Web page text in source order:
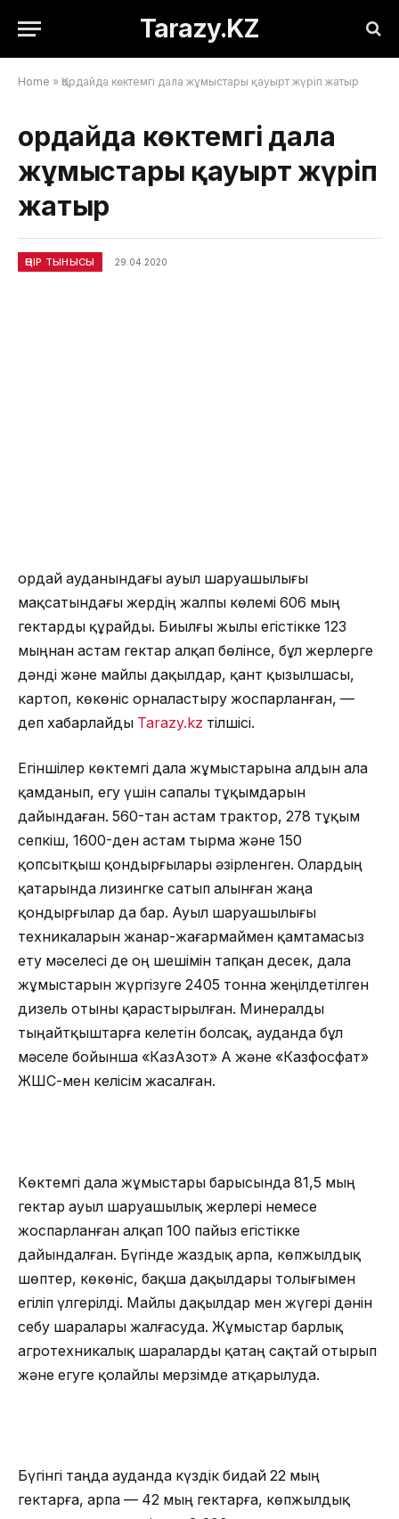
Tarazy.KZ
Home » Қордайда көктемгі дала жұмыстары қауырт жүріп жатыр
Қордайда көктемгі дала
жұмыстары қауырт жүріп
жатыр
ӨҢІР ТЫНЫСЫ 29.04.2020
Қордай ауданындағы ауыл шаруашылығы
мақсатындағы жердің жалпы көлемі 606 мың
гектарды құрайды. Биылғы жылы егістікке 123
мыңнан астам гектар алқап бөлінсе, бұл жерлерге
дәнді және майлы дақылдар, қант қызылшасы,
картоп, көкөніс орналастыру жоспарланған, —
деп хабарлайды Tarazy.kz тілшісі.
Егіншілер көктемгі дала жұмыстарына алдын ала
қамданып, егу үшін сапалы тұқымдарын
дайындаған. 560-тан астам трактор, 278 тұқым
сепкіш, 1600-ден астам тырма және 150
қопсытқыш қондырғылары әзірленген. Олардың
қатарында лизингке сатып алынған жаңа
қондырғылар да бар. Ауыл шаруашылығы
техникаларын жанар-жағармаймен қамтамасыз
ету мәселесі де оң шешімін тапқан десек, дала
жұмыстарын жүргізуге 2405 тонна жеңілдетілген
дизель отыны қарастырылған. Минералды
тыңайтқыштарға келетін болсақ, ауданда бұл
мәселе бойынша «КазАзот» АҚ және «Казфосфат»
ЖШС-мен келісім жасалған.
Көктемгі дала жұмыстары барысында 81,5 мың
гектар ауыл шаруашылық жерлері немесе
жоспарланған алқап 100 пайыз егістікке
дайындалған. Бүгінде жаздық арпа, көпжылдық
шөптер, көкөніс, бақша дақылдары толығымен
егіліп үлгерілді. Майлы дақылдар мен жүгері дәнін
себу шаралары жалғасуда. Жұмыстар барлық
агротехникалық шараларды қатаң сақтай отырып
және егуге қолайлы мерзімде атқарылуда.
Бүгінгі таңда ауданда күздік бидай 22 мың
гектарға, арпа — 42 мың гектарға, көпжылдық